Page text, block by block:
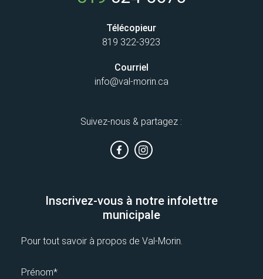
Inscrivez-vous à notre infolettre
municipale
Pour tout savoir à propos de Val-Morin.
Prénom*
Télécopieur
819 322-3923
Courriel
info@val-morin.ca
Suivez-nous & partagez :